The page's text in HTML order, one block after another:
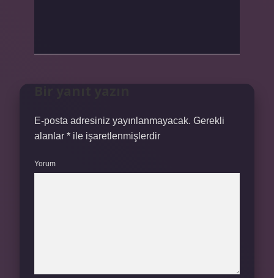
E-posta adresiniz yayınlanmayacak. Gerekli
alanlar * ile işaretlenmişlerdir
Yorum